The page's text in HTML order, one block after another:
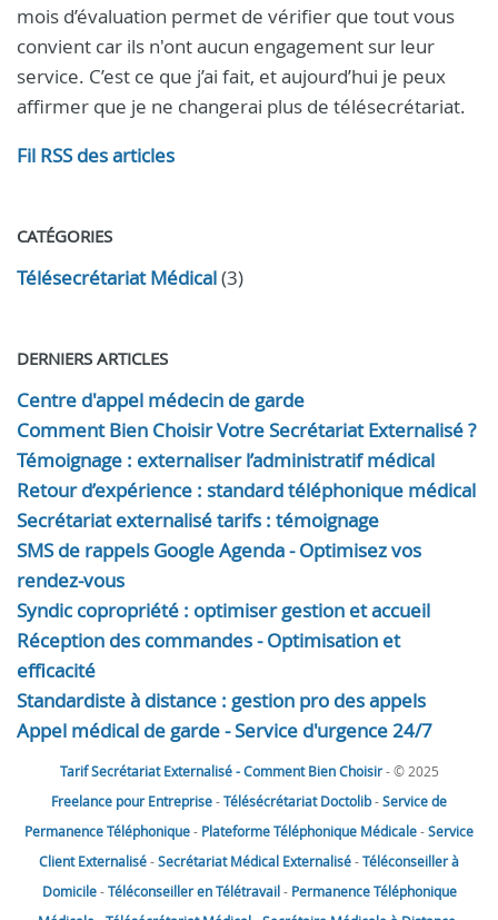
mois d’évaluation permet de vérifier que tout vous
convient car ils n'ont aucun engagement sur leur
service. C’est ce que j’ai fait, et aujourd’hui je peux
affirmer que je ne changerai plus de télésecrétariat.
Fil RSS des articles
CATÉGORIES
Télésecrétariat Médical(3)
DERNIERS ARTICLES
Centre d'appel médecin de garde
Comment Bien Choisir Votre Secrétariat Externalisé ?
Témoignage : externaliser l’administratif médical
Retour d’expérience : standard téléphonique médical
Secrétariat externalisé tarifs : témoignage
SMS de rappels Google Agenda - Optimisez vos
rendez-vous
Syndic copropriété : optimiser gestion et accueil
Réception des commandes - Optimisation et
efficacité
Standardiste à distance : gestion pro des appels
Appel médical de garde - Service d'urgence 24/7
Tarif Secrétariat Externalisé - Comment Bien Choisir- © 2025
Freelance pour Entreprise-Télésécrétariat Doctolib-Service de
Permanence Téléphonique- Plateforme Téléphonique Médicale-Service
Client Externalisé-Secrétariat Médical Externalisé-Téléconseiller à
Domicile-Téléconseiller en Télétravail- Permanence Téléphonique